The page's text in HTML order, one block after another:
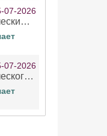
07-2026
Автор переборщил с эротическими сценами. Похоже, с этим у него проблемы.
07-2026
Автор переборщил с эротического сценами. Похоже, с этим у него проблемы.